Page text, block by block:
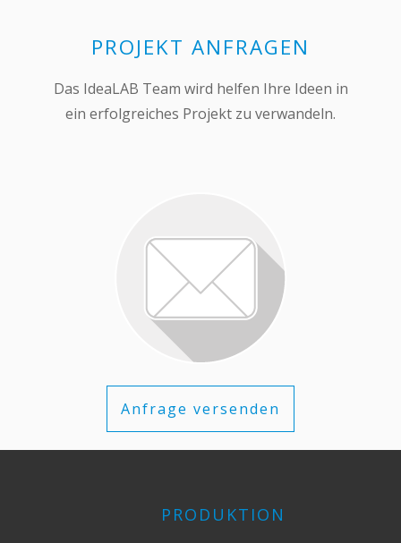
PROJEKT ANFRAGEN
Das IdeaLAB Team wird helfen Ihre Ideen in
ein erfolgreiches Projekt zu verwandeln.
Anfrage versenden
PRODUKTION